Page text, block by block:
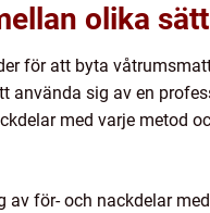
olika
för att byta
använda sig av en
med varje metod
av för- och nackdelar